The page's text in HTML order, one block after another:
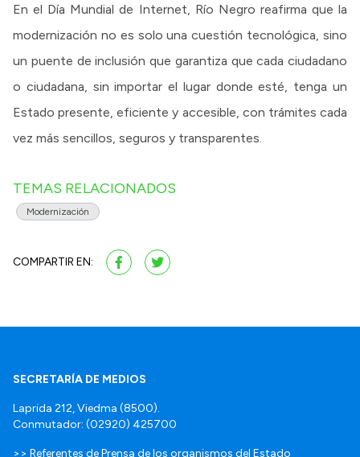
En el Día Mundial de Internet, Río Negro reafirma que la
modernización no es solo una cuestión tecnológica, sino
un puente de inclusión que garantiza que cada ciudadano
o ciudadana, sin importar el lugar donde esté, tenga un
Estado presente, eficiente y accesible, con trámites cada
vez más sencillos, seguros y transparentes.
TEMAS RELACIONADOS
Modernización
COMPARTIR EN:
SECRETARÍA DE MEDIOS
Laprida 212, Viedma (8500).
Conmutador: (02920) 425700
>> Referentes de Prensa de los organismos del Estado